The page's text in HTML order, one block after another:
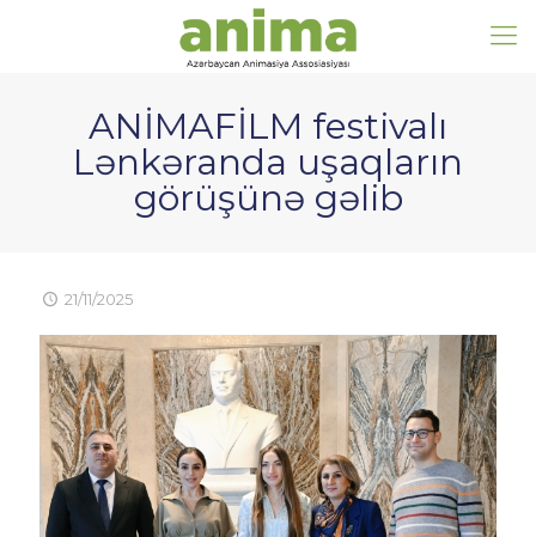
ANİMAFİLM festivalı
Lənkəranda uşaqların
görüşünə gəlib
21/11/2025